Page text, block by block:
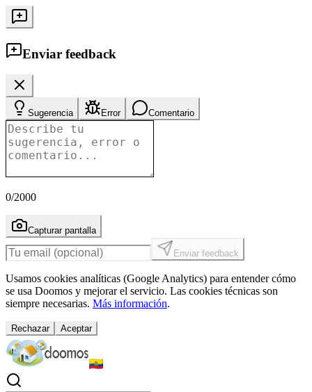
Enviar feedback
Sugerencia Error Comentario
0/2000
Capturar pantalla
Enviar feedback
Usamos cookies analíticas (Google Analytics) para entender cómo
se usa Doomos y mejorar el servicio. Las cookies técnicas son
siempre necesarias. Más información.
Rechazar Aceptar